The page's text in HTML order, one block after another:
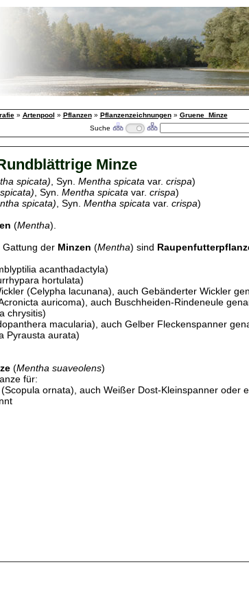
» Artenpool » Pflanzen» Pflanzenzeichnungen» Gruene_Minze
Suche
Minze
spicata) , Syn. Mentha spicata var. crispa)
, Syn. Mentha spicata var. crispa)
spicata) , Syn. Mentha spicata var. crispa)
(Mentha).
Gattung der Minzen (Mentha) sind
acanthadactyla)
hortulata)
(Celypha lacunana), auch Gebänderter Wickler
auricoma), auch Buschheiden-Rindeneule
chrysitis)
macularia), auch Gelber Fleckenspanner
Pyrausta aurata)
(Mentha suaveolens)
für:
ornata), auch Weißer Dost-Kleinspanner oder